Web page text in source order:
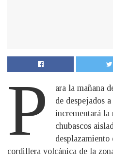
P
ara la mañana
de despejados
incrementará la
chubascos
desplazamiento
cordillera volcánica de la